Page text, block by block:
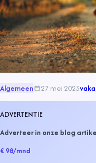
Algemeen 27 mei 2023
ADVERTENTIE
Adverteer in onze blog
€ 98/mnd